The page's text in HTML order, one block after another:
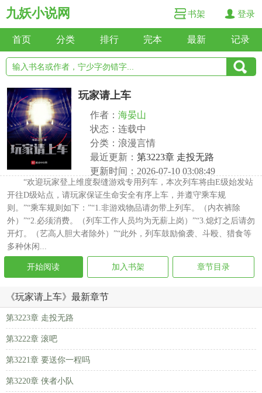
九妖小说网 书架 登录
首页 分类 排行 完本 最新 记录
玩家请上车
作者： 海晏山
状态：连载中
分类：浪漫言情
最近更新： 第3223章 走投无路
更新时间：2026-07-10 03:08:49
“欢迎玩家登上维度裂缝游戏专用列车，本次列车将由E级始发站
开往D级站点，请玩家保证生命安全有序上车，并遵守乘车规
则。”“乘车规则如下：”“1.非游戏物品请勿带上列车。（内衣裤除
外）”“2.必须消费。（列车工作人员均为无薪上岗）”“3.熄灯之后请勿
开灯。（艺高人胆大者除外）”“此外，列车鼓励偷袭、斗殴、猎食等
多种休闲...
开始阅读 加入书架 章节目录
《玩家请上车》最新章节
第3223章 走投无路
第3222章 滚吧
第3221章 要送你一程吗
第3220章 侠者小队